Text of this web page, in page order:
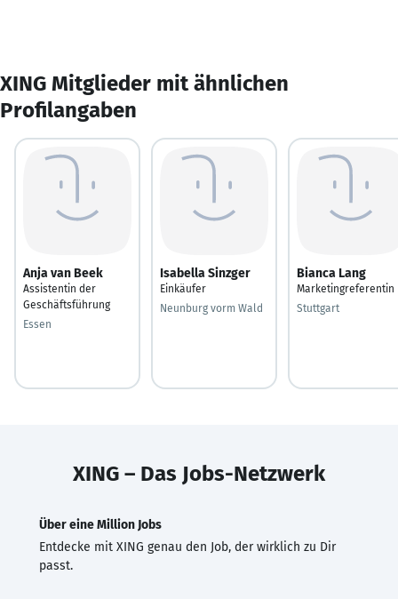
XING Mitglieder mit ähnlichen
Profilangaben
Anja van Beek
Assistentin der
Geschäftsführung
Essen
Isabella Sinzger
Einkäufer
Neunburg vorm Wald
Bianca Lang
Marketingreferentin
Stuttgart
XING – Das Jobs-Netzwerk
Über eine Million Jobs
Entdecke mit XING genau den Job, der wirklich zu Dir
passt.